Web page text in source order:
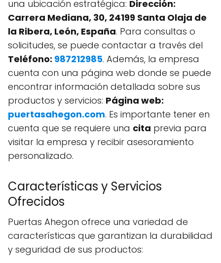
una ubicación estratégica: Dirección:
Carrera Mediana, 30, 24199 Santa Olaja de
la Ribera, León, España. Para consultas o
solicitudes, se puede contactar a través del
Teléfono: 987212985. Además, la empresa
cuenta con una página web donde se puede
encontrar información detallada sobre sus
productos y servicios: Página web:
puertasahegon.com. Es importante tener en
cuenta que se requiere una cita previa para
visitar la empresa y recibir asesoramiento
personalizado.
Características y Servicios
Ofrecidos
Puertas Ahegon ofrece una variedad de
características que garantizan la durabilidad
y seguridad de sus productos: